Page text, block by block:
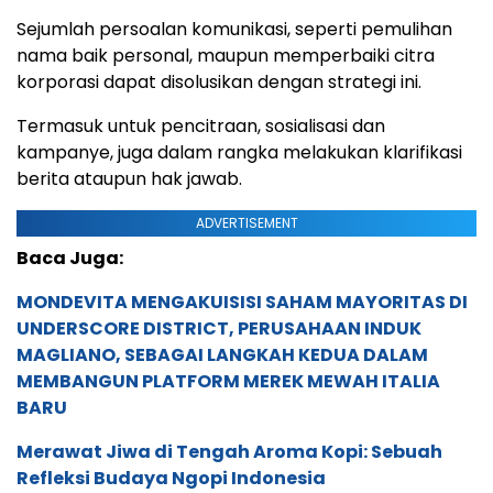
Sejumlah persoalan komunikasi, seperti pemulihan
nama baik personal, maupun memperbaiki citra
korporasi dapat disolusikan dengan strategi ini.
Termasuk untuk pencitraan, sosialisasi dan
kampanye, juga dalam rangka melakukan klarifikasi
berita ataupun hak jawab.
ADVERTISEMENT
Baca Juga:
MONDEVITA MENGAKUISISI SAHAM MAYORITAS DI
UNDERSCORE DISTRICT, PERUSAHAAN INDUK
MAGLIANO, SEBAGAI LANGKAH KEDUA DALAM
MEMBANGUN PLATFORM MEREK MEWAH ITALIA
BARU
Merawat Jiwa di Tengah Aroma Kopi: Sebuah
Refleksi Budaya Ngopi Indonesia